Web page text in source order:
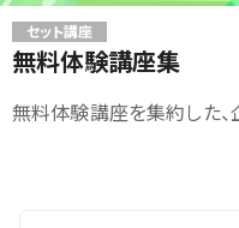
セット講座
無料体験講座集
無料体験講座を集約した、